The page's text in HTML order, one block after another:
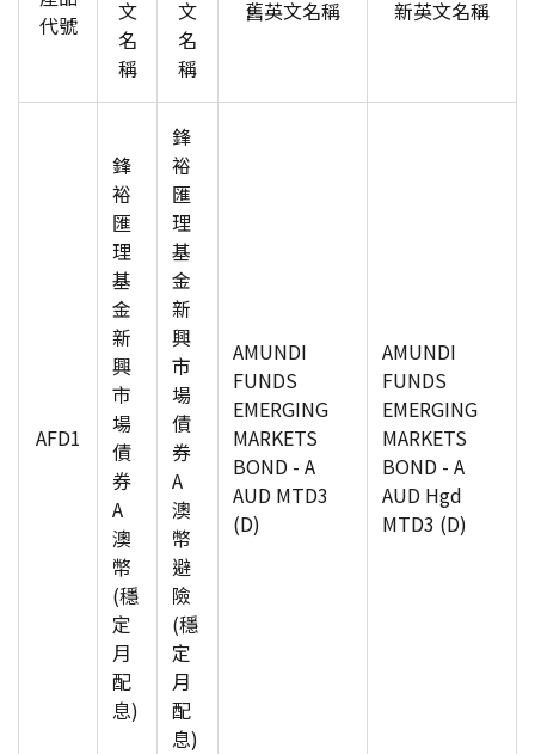
代號
文
名
稱
文
名
稱
舊英文名稱 新英文名稱
AFD1
鋒
裕
匯
理
基
金
新
興
市
場
債
券
A
澳
幣
(穩
定
月
配
息)
鋒
裕
匯
理
基
金
新
興
市
場
債
券
A
澳
幣
避
險
(穩
定
月
配
息)
AMUNDI
FUNDS
EMERGING
MARKETS
BOND - A
AUD MTD3
(D)
AMUNDI
FUNDS
EMERGING
MARKETS
BOND - A
AUD Hgd
MTD3 (D)